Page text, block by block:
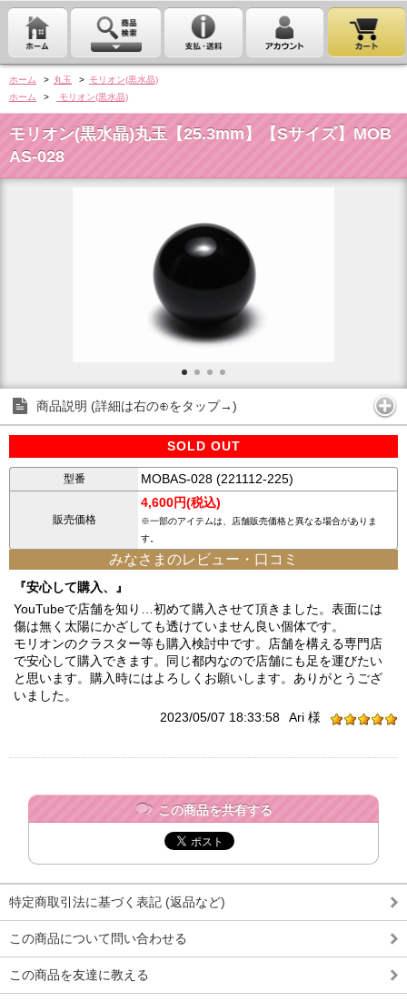
ホーム > 丸玉 > モリオン(黒水晶)
ホーム
> モリオン(黒水晶)
モリオン(黒水晶)丸玉【25.3mm】【Sサイズ】MOB
AS-028
商品説明 (詳細は右の⊕をタップ→)
SOLD OUT
型番 MOBAS-028 (221112-225)
販売価格
4,600円(税込)
※一部のアイテムは、店舗販売価格と異なる場合がありま
す。
みなさまのレビュー・口コミ
『安心して購入、』
YouTubeで店舗を知り…初めて購入させて頂きました。表面には
傷は無く太陽にかざしても透けていません良い個体です。
モリオンのクラスター等も購入検討中です。店舗を構える専門店
で安心して購入できます。同じ都内なので店舗にも足を運びたい
と思います。購入時にはよろしくお願いします。ありがとうござ
いました。
Ari 様
2023/05/07 18:33:58
この商品を共有する
特定商取引法に基づく表記 (返品など)
この商品について問い合わせる
この商品を友達に教える